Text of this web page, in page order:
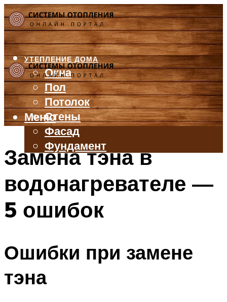
УТЕПЛЕНИЕ ДОМА
Окна
Пол
Потолок
Стены
Фасад
Фундамент
БАЛКОН И ЛОДЖИЯ
ВЕНТИЛЯЦИЯ
ТРУБЫ
Меню
Замена тэна в
водонагревателе —
5 ошибок
Ошибки при замене
тэна